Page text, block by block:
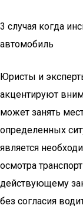
3 случая когда
автомобиль
Юристы и
акцентируют
может занять
определенных
является
осмотра
действующему
без согласия